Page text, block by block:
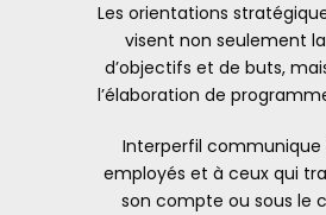
Les orientations
visent non seulement
d’objectifs et de buts,
l’élaboration de
Interperfil communique
employés et à ceux qui
son compte ou sous le